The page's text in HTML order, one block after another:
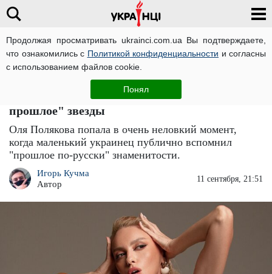
Продолжая просматривать ukrainci.com.ua Вы подтверждаете,
что ознакомились с Политикой конфиденциальности и согласны
с использованием файлов cookie.
Понял
Оля Полякова чуть из трусов не
выпрыгнула: ребенок раскрыл "русское
прошлое" звезды
Оля Полякова попала в очень неловкий момент,
когда маленький украинец публично вспомнил
"прошлое по-русски" знаменитости.
Игорь Кучма
Автор
11 сентября, 21:51